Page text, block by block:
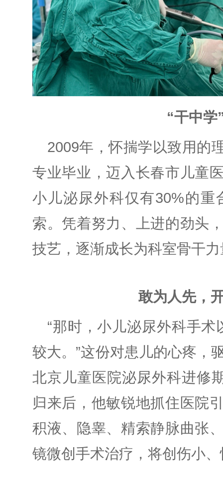
“干中学
2009年，怀揣学以致用的
专业毕业，迈入长春市儿童
小儿泌尿外科仅有30%的
索。 凭着努力、上进的劲头
技艺，逐渐成长为科室骨干
敢为人先，
“那时，小儿泌尿外科手术
较大。”这份对患儿的心疼，
北京儿童医院泌尿外科进修
归来后，他敏锐地抓住医院
积液、隐睾、精索静脉曲张
镜微创手术治疗，将创伤小